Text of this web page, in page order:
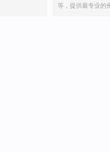
等，提供最专业的